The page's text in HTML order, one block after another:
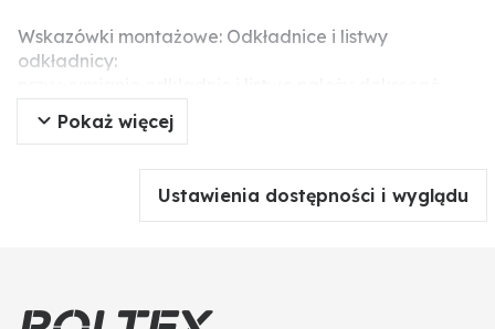
Wskazówki montażowe: Odkładnice i listwy
odkładnicy:
śruby na zmianę, żeby uniknąć napięcia i ostatecznie
złamania elementów roboczych. Do wyrównania
uniknąć napięć, nalezy użyć podkładek tekturowych.
Śrub i nakrętek nie należy dokręcać narzędziem
Pokaż więcej
Ustawienia dostępności i wyglądu